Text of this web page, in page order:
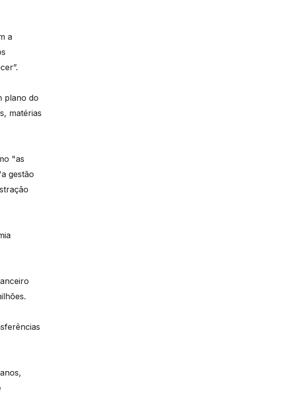
a
plano do
matérias
"as
gestão